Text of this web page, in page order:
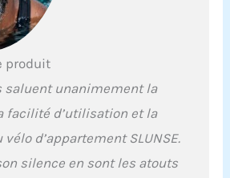
produit
saluent unanimement la
facilité d’utilisation et la
d’appartement SLUNSE.
silence en sont les atouts